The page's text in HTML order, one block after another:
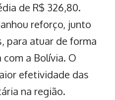
de R$ 326,80.
reforço, junto
para atuar de forma
a Bolívia. O
efetividade das
na região.